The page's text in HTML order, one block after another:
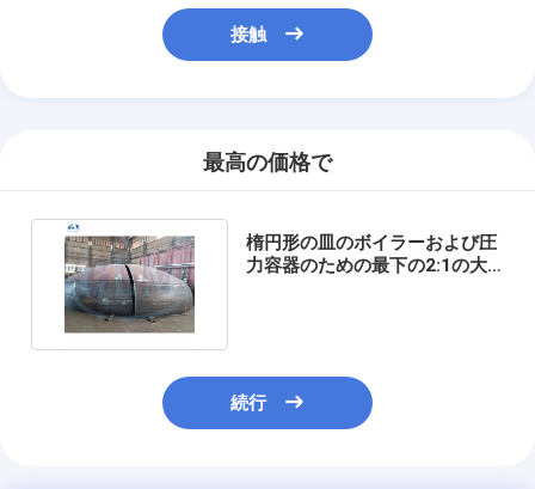
接触
最高の価格で
楕円形の皿のボイラーおよび圧
力容器のための最下の2:1の大
続行